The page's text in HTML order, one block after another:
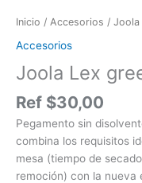
Inicio / Accesorios / Joola
Accesorios
Joola Lex
Ref $30,00
Pegamento sin
combina los requisitos
mesa (tiempo de
remoción) con la nueva
green
100
ml